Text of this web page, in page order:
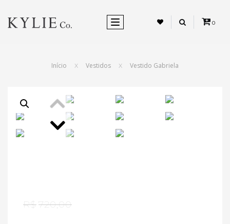
ALTERNAR NEVEGAÇÃO 0
Início X Vestidos X Vestido Gabriela
R$720,00